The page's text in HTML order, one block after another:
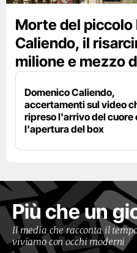
Morte del piccolo
Caliendo, il
milione e mezzo
Domenico Caliendo,
accertamenti sul video
ripreso l'arrivo del cuore
l'apertura del box
Più che un
Il media che racconta il
viviamo con occhi moderni